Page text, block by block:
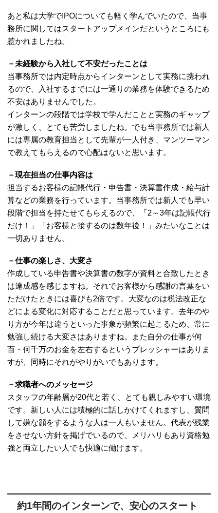
あと私は大学でIPOについても軽く学んでいたので、当事
務所に関してはスタートアップメインだというところにも
惹かれましたね。
－未経験から入社して不安だったことは
当事務所では内定時点からインターンとして実務に携われ
るので、入社するまでには一通りの業務を体験できるため
不安はありませんでした。
インターンの段階では学校で学んだことと実務のギャップ
が激しく、とても苦労しましたね。でも当事務所では新人
には専属の教育担当として先輩が一人付き、マンツーマン
で教えてもらえるので心配はないと思います。
－現在担当の仕事内容は
担当するお客様の記帳代行・申告書・決算書作成・給与計
算などの業務を行っています。当事務所では新人でも早い
段階で担当を持たせてもらえるので、「2～3年は記帳代行
だけ！」「お客様と接するのは数年後！」みたいなことは
一切ありません。
－仕事の楽しさ、大変さ
作成している申告書や決算書の数字が資料と合致したとき
は達成感を感じますね。それでお客様から感謝の言葉をい
ただけたときには喜びも2倍です。大変なのは税法改正な
どによる変化に対応することだと思っています。去年のや
り方が今年は違うといった事象が頻繁に起こるため、常に
勉強し続ける大変さはありますね。また自分の仕事が何
百・何千万のお金を左右するというプレッシャーはありま
すが、同時にそれがやりがいでもあります。
－求職者へのメッセージ
スタッフの年齢層が20代と若く、とても親しみやすい環境
です。新しい人には積極的に話しかけてくれますし、質問
して嫌な顔をするような人は一人もいません。代表が残業
をさせない方針を掲げでいるので、メリハリもあり資格勉
強と両立したい人でも快適に働けます。
約1年間のインターンで、安心のスタート